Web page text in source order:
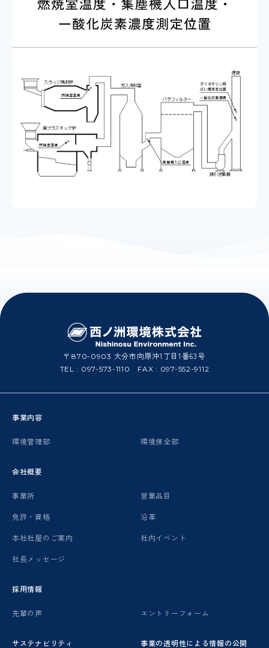
〒870-0903 大分市向原沖1丁目1番63号
TEL : 097-573-1110 FAX : 097-552-9112
事業内容
環境管理部 環境保全部
会社概要
事業所 営業品目
免許・資格 沿革
本社社屋のご案内 社内イベント
社長メッセージ
採用情報
先輩の声 エントリーフォーム
サステナビリティ 事業の透明性による情報の公開